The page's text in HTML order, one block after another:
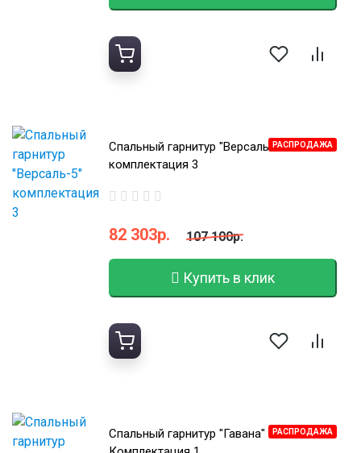
РАСПРОДАЖА
Спальный гарнитур "Версаль-5"
комплектация 3
82 303р. 107 100р.
Купить в клик
РАСПРОДАЖА
Спальный гарнитур "Гавана"